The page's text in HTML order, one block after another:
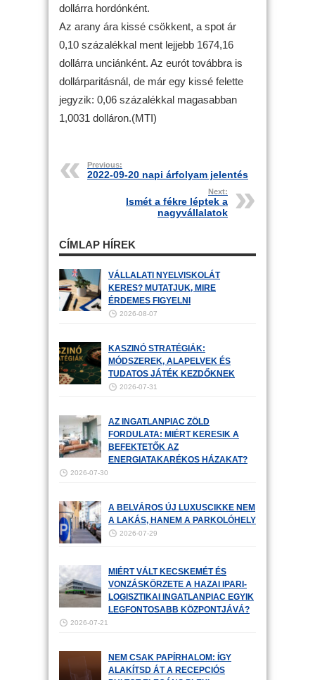
dollárra hordónként.
Az arany ára kissé csökkent, a spot ár
0,10 százalékkal ment lejjebb 1674,16
dollárra unciánként. Az eurót továbbra is
dollárparitásnál, de már egy kissé felette
jegyzik: 0,06 százalékkal magasabban
1,0031 dolláron.(MTI)
Previous:
2022-09-20 napi árfolyam jelentés
Next:
Ismét a fékre léptek a
nagyvállalatok
CÍMLAP HÍREK
VÁLLALATI NYELVISKOLÁT
KERES? MUTATJUK, MIRE
ÉRDEMES FIGYELNI
2026-08-07
KASZINÓ STRATÉGIÁK:
MÓDSZEREK, ALAPELVEK ÉS
TUDATOS JÁTÉK KEZDŐKNEK
2026-07-31
AZ INGATLANPIAC ZÖLD
FORDULATA: MIÉRT KERESIK A
BEFEKTETŐK AZ
ENERGIATAKARÉKOS HÁZAKAT?
2026-07-30
A BELVÁROS ÚJ LUXUSCIKKE NEM
A LAKÁS, HANEM A PARKOLÓHELY
2026-07-29
MIÉRT VÁLT KECSKEMÉT ÉS
VONZÁSKÖRZETE A HAZAI IPARI-
LOGISZTIKAI INGATLANPIAC EGYIK
LEGFONTOSABB KÖZPONTJÁVÁ?
2026-07-21
NEM CSAK PAPÍRHALOM: ÍGY
ALAKÍTSD ÁT A RECEPCIÓS